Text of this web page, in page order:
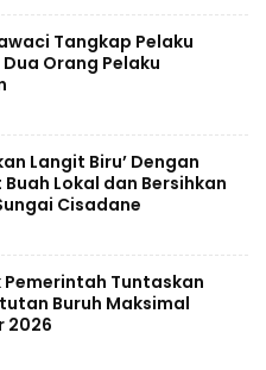
Tangkap Pelaku
Orang Pelaku
Langit Biru’ Dengan
Lokal dan Bersihkan
Cisadane
Pemerintah Tuntaskan
Buruh Maksimal
2026